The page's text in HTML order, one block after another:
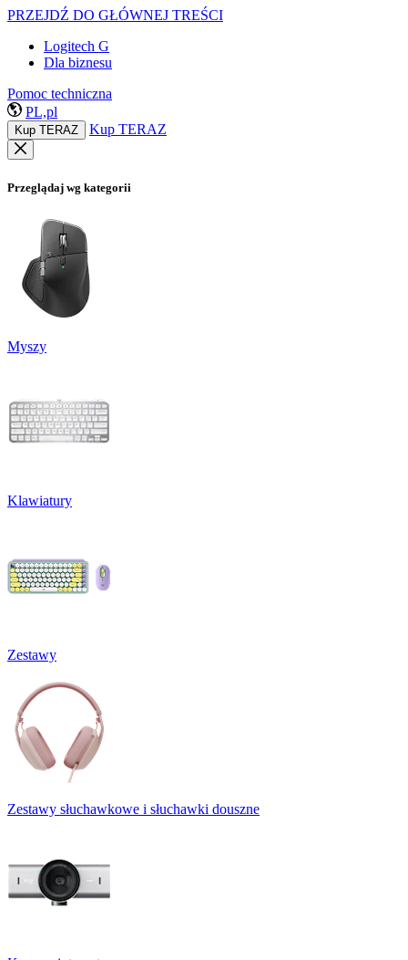
PRZEJDŹ DO GŁÓWNEJ TREŚCI
Logitech G
Dla biznesu
Pomoc techniczna
PL,pl
Kup TERAZ Kup TERAZ
Przeglądaj wg kategorii
Myszy
Klawiatury
Zestawy
Zestawy słuchawkowe i słuchawki douszne